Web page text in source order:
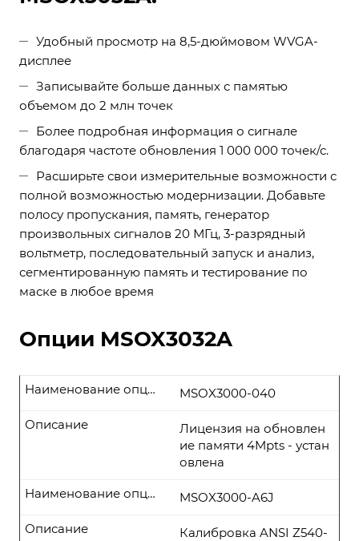
Удобный просмотр на 8,5-дюймовом WVGA-
дисплее
Записывайте больше данных с памятью
объемом до 2 млн точек
Более подробная информация о сигнале
благодаря частоте обновления 1 000 000 точек/с.
Расширьте свои измерительные возможности с
полной возможностью модернизации. Добавьте
полосу пропускания, память, генератор
произвольных сигналов 20 МГц, 3-разрядный
вольтметр, последовательный запуск и анализ,
сегментированную память и тестирование по
маске в любое время
Опции MSOX3032A
MSOX3000-040
Наименование опции
Лицензия на обновлен
ие памяти 4Mpts - устан
овлена
Описание
MSOX3000-A6J
Наименование опции
Калибровка ANSI Z540-
Описание